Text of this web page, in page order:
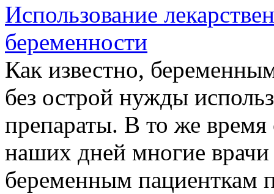
Использование
беременности
Как известно,
без острой нужды
препараты. В то же
наших дней многие
беременным пациенткам